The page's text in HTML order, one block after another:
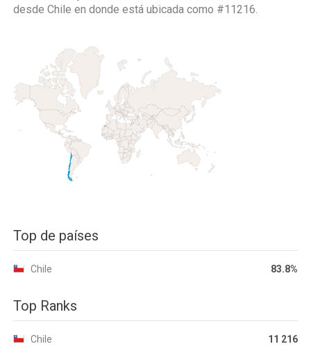
desde Chile en donde está ubicada como #11216.
Top de países
Chile 83.8%
Top Ranks
Chile 11 216